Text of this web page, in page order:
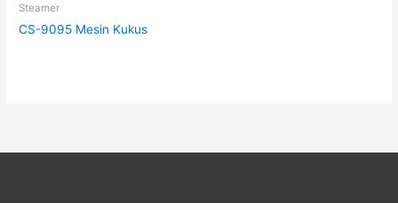
Steamer
CS-9095 Mesin Kukus